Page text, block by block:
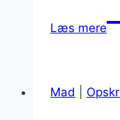
Læs mere
En
Mad